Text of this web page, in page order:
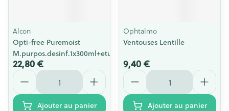
Alcon
Opti-free Puremoist
M.purpos.desinf.1x300ml+etui
22,80 €
Quantité
Ajouter au panier
Ophtalmo
Ventouses Lentille
9,40 €
Quantité
Ajouter au panier